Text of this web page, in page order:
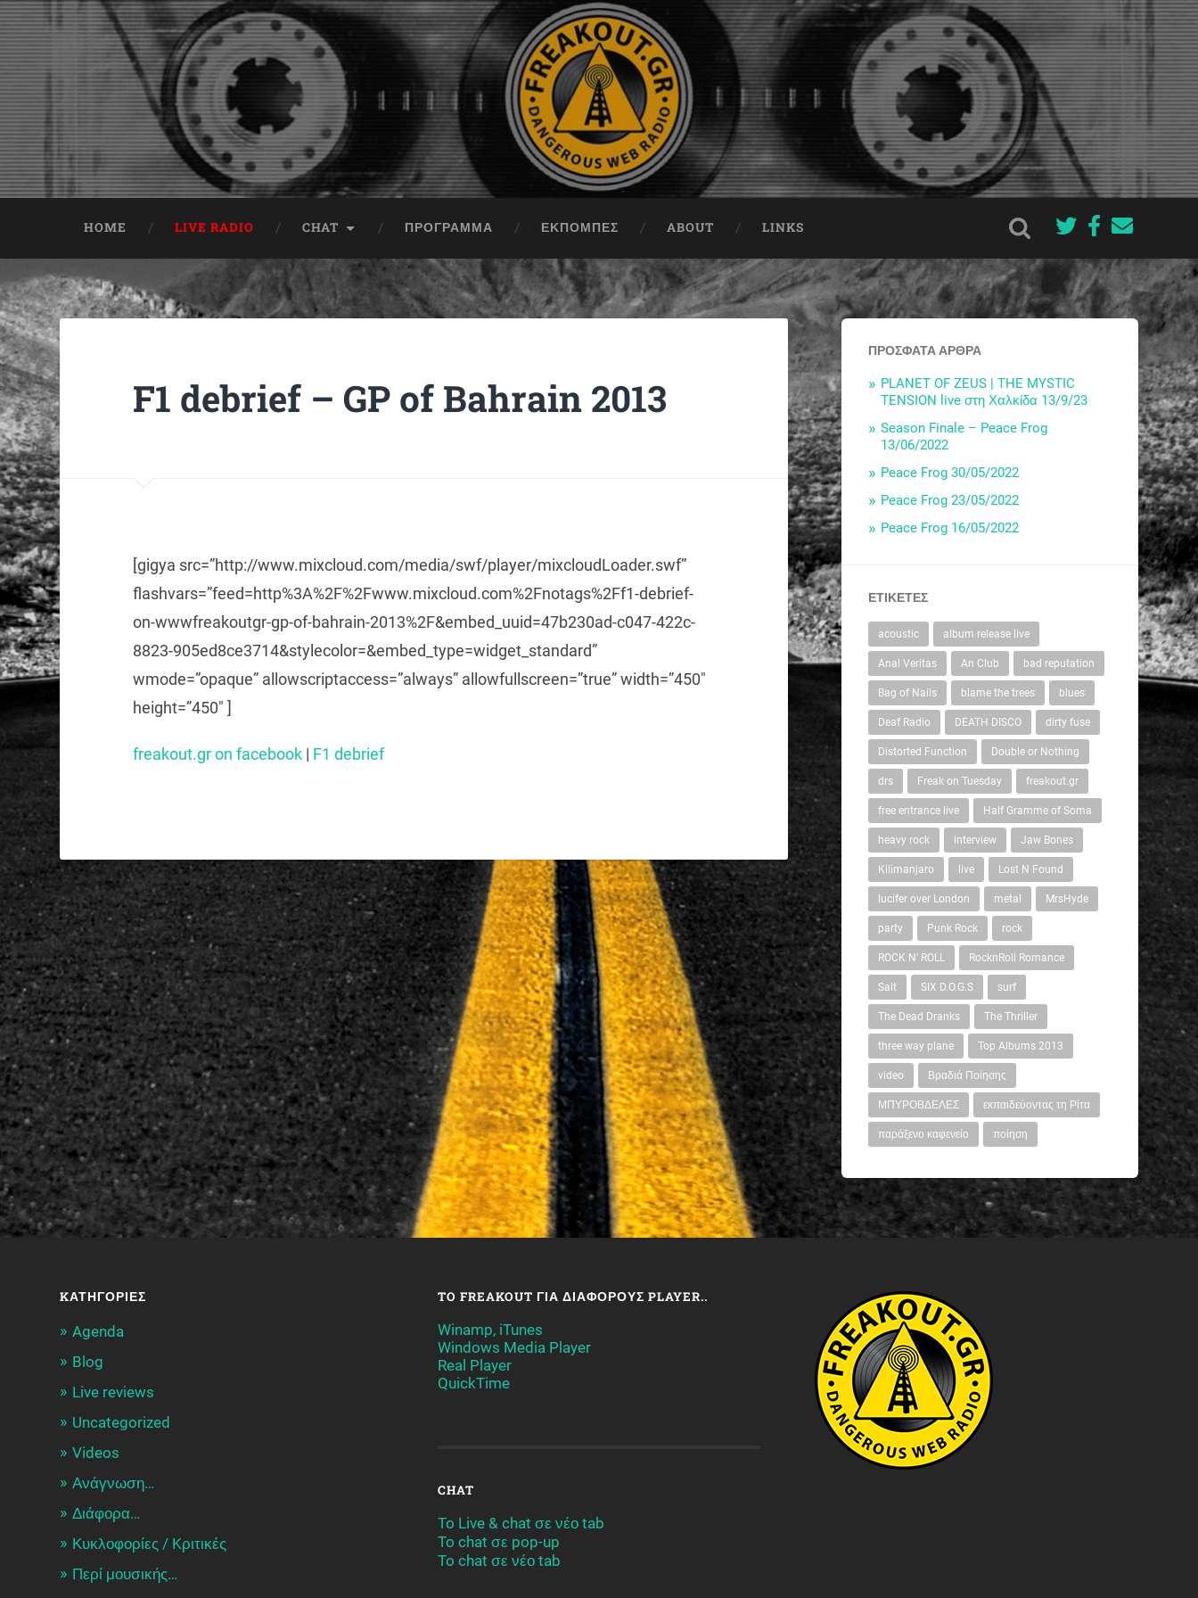
HOME LIVE RADIO CHAT ΠΡΟΓΡΑΜΜΑ ΕΚΠΟΜΠΈΣ ABOUT LINKS
F1 debrief – GP of Bahrain 2013
[gigya src=”http://www.mixcloud.com/media/swf/player/mixcloudLoader.swf”
flashvars=”feed=http%3A%2F%2Fwww.mixcloud.com%2Fnotags%2Ff1-debrief-
on-wwwfreakoutgr-gp-of-bahrain-2013%2F&embed_uuid=47b230ad-c047-422c-
8823-905ed8ce3714&stylecolor=&embed_type=widget_standard”
wmode=”opaque” allowscriptaccess=”always” allowfullscreen=”true” width=”450″
height=”450″ ]
freakout.gr on facebook| F1 debrief
ΠΡΌΣΦΑΤΑ ΆΡΘΡΑ
PLANET OF ZEUS | THE MYSTIC
TENSION live στη Χαλκίδα 13/9/23
Season Finale – Peace Frog
13/06/2022
Peace Frog 30/05/2022
Peace Frog 23/05/2022
Peace Frog 16/05/2022
ΕΤΙΚΈΤΕΣ
acoustic album release live
Anal Veritas An Club bad reputation
Bag of Nails blame the trees blues
Deaf Radio DEATH DISCO dirty fuse
Distorted Function Double or Nothing
drs Freak on Tuesday freakout.gr
free entrance live Half Gramme of Soma
heavy rock interview Jaw Bones
Kilimanjaro live Lost N Found
lucifer over London metal MrsHyde
party Punk Rock rock
ROCK N' ROLL RocknRoll Romance
Salt SIX D.O.G.S surf
The Dead Dranks The Thriller
three way plane Top Albums 2013
video Βραδιά Ποίησης
ΜΠΥΡΟΒΔΕΛΕΣ εκπαιδεύοντας τη Ρίτα
παράξενο καφενείο ποίηση
KΑΤΗΓΟΡΊΕΣ
Agenda
Blog
Live reviews
Uncategorized
Videos
Ανάγνωση…
Διάφορα…
Κυκλοφορίες / Kριτικές
Περί μουσικής…
TO FREAKOUT ΓΙΑ ΔΙΆΦΟΡΟΥΣ PLAYER..
Winamp, iTunes
Windows Media Player
Real Player
QuickTime
CHAT
To Live & chat σε νέο tab
To chat σε pop-up
To chat σε νέο tab